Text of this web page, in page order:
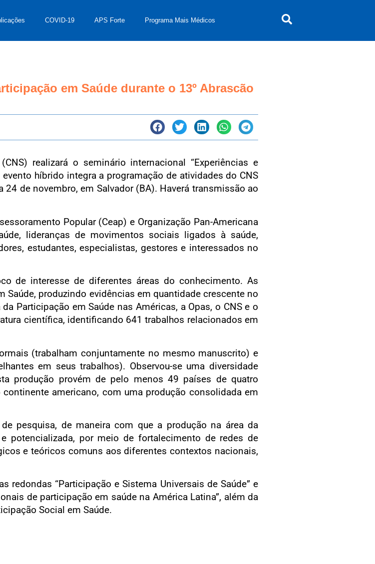
COVID-19 APS Forte Programa Mais Médicos
em Saúde durante o 13º Abrascão
realizará o seminário internacional “Experiências e
híbrido integra a programação de atividades do CNS
de novembro, em Salvador (BA). Haverá transmissão ao
Popular (Ceap) e Organização Pan-Americana
lideranças de movimentos sociais ligados à saúde,
estudantes, especialistas, gestores e interessados no
de interesse de diferentes áreas do conhecimento. As
Saúde, produzindo evidências em quantidade crescente no
Participação em Saúde nas Américas, a Opas, o CNS e o
científica, identificando 641 trabalhos relacionados em
(trabalham conjuntamente no mesmo manuscrito) e
em seus trabalhos). Observou-se uma diversidade
produção provém de pelo menos 49 países de quatro
americano, com uma produção consolidada em
pesquisa, de maneira com que a produção na área da
potencializada, por meio de fortalecimento de redes de
e teóricos comuns aos diferentes contextos nacionais,
“Participação e Sistema Universais de Saúde” e
de participação em saúde na América Latina”, além da
Social em Saúde.